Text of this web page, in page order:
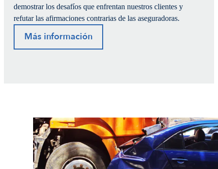
demostrar los desafíos que enfrentan nuestros clientes y
refutar las afirmaciones contrarias de las aseguradoras.
Más información